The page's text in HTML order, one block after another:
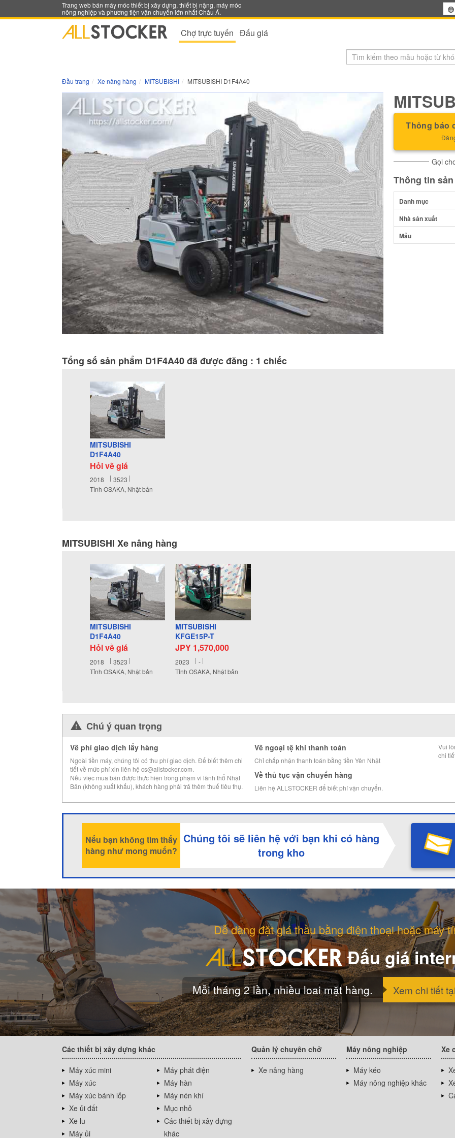
Trang web bán máy móc thiết bị xây dựng, thiết bị nặng, máy móc
nông nghiệp và phương tiện vận chuyển lớn nhất Châu Á.
Chợ trực tuyến Đấu giá
Đầu trang Xe nâng hàng MITSUBISHI MITSUBISHI D1F4A40
Thông báo
Gọi
Thông tin
Danh mục
Nhà sản xuất
Mẫu
Tổng số sản phẩm D1F4A40 đã được đăng : 1 chiếc
MITSUBISHI
D1F4A40
Hỏi về giá
2018
3523
Tỉnh OSAKA, Nhật bản
MITSUBISHI Xe nâng hàng
MITSUBISHI
D1F4A40
Hỏi về giá
2018
3523
Tỉnh OSAKA, Nhật bản
MITSUBISHI
KFGE15P-T
JPY 1,570,000
2023
-
Tỉnh OSAKA, Nhật bản
Chú ý quan trọng
Về phí giao dịch lấy hàng
Ngoài tiền máy, chúng tôi có thu phí giao dịch. Để biết thêm chi
tiết về mức phí xin liên hệ cs@allstocker.com.
Nếu việc mua bán được thực hiện trong phạm vi lãnh thổ Nhật
Bản (không xuất khẩu), khách hàng phải trả thêm thuế tiêu thụ.
Về ngoại tệ khi thanh toán
Chỉ chấp nhận thanh toán bằng tiền Yên Nhật
Về thủ tục vận chuyển hàng
Liên hệ ALLSTOCKER để biết phí vận chuyển.
Vui
chi
Nếu bạn không tìm thấy
hàng như mong muốn?
Chúng tôi sẽ liên hệ với bạn khi có hàng
trong kho
Dễ dàng đặt giá thầu bằng điện thoại hoặc máy
Đấu giá
Mỗi tháng 2 lần, nhiều loai mặt hàng. Xem chi tiết
Các thiết bị xây dựng khác
Máy xúc mini
Máy xúc
Máy xúc bánh lốp
Xe ủi đất
Xe lu
Máy ủi
Máy phát điện
Máy hàn
Máy nén khí
Mục nhỏ
Các thiết bị xây dựng
khác
Quản lý chuyên chở
Xe nâng hàng
Máy nông nghiệp
Máy kéo
Máy nông nghiệp khác
Xe